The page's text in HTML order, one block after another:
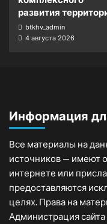
развития
btkhv_admin
4 августа 2026
Информация
Все материалы на
источников — имеют
интернете или
предоставляются
целях. Права на
Администрация